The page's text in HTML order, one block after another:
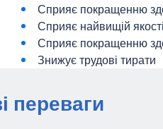
Сприяє покращенню
Сприяє найвищій
Сприяє покращенню
Знижує трудові тирати
переваги